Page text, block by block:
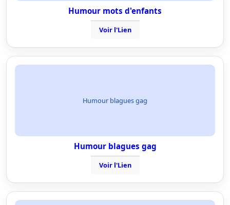
Humour mots d'enfants
Voir l'Lien
Humour blagues gag
Humour blagues gag
Voir l'Lien